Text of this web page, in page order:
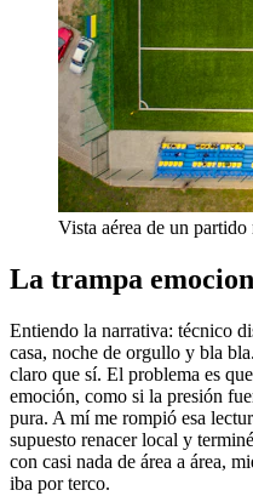
Vista aérea de un
La trampa
Entiendo la narrativa: técnico
casa, noche de orgullo y bla
claro que sí. El problema es
emoción, como si la presión
pura. A mí me rompió esa
supuesto renacer local y
con casi nada de área a área,
iba por terco.